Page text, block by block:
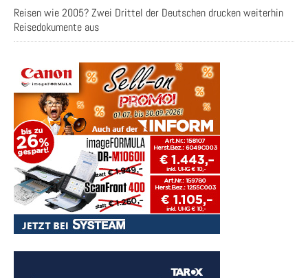
Reisen wie 2005? Zwei Drittel der Deutschen drucken weiterhin
Reisedokumente aus